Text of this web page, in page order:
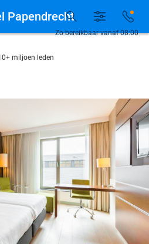
per week beschikbaar
miljoen leden
per week beschikbaar
10+ miljoen leden
Zo bereikbaar vanaf 08:00
Papendrecht